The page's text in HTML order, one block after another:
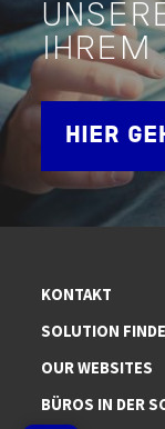
IHREM
HIER
KONTAKT
SOLUTION
OUR WEBSITES
BÜROS IN DER